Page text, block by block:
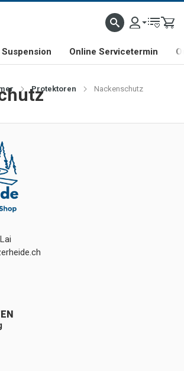
SCHWEIZER FIRMA SHOP & SHOWROOM IN
Suspension Online Servicetermin
Protektoren Nackenschutz